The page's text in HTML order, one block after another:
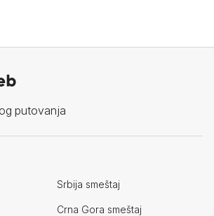
putovanja
Srbija smeštaj
Crna Gora smeštaj